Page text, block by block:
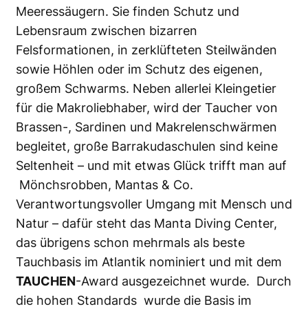
Meeressäugern. Sie finden Schutz und
Lebensraum zwischen bizarren
Felsformationen, in zerklüfteten Steilwänden
sowie Höhlen oder im Schutz des eigenen,
großem Schwarms. Neben allerlei Kleingetier
für die Makroliebhaber, wird der Taucher von
Brassen-, Sardinen und Makrelenschwärmen
begleitet, große Barrakudaschulen sind keine
Seltenheit – und mit etwas Glück trifft man auf
Mönchsrobben, Mantas & Co.
Verantwortungsvoller Umgang mit Mensch und
Natur – dafür steht das Manta Diving Center,
das übrigens schon mehrmals als beste
Tauchbasis im Atlantik nominiert und mit dem
TAUCHEN-Award ausgezeichnet wurde. Durch
die hohen Standards wurde die Basis im